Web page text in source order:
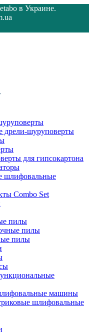
в Украине.
дрели-шуруповерты
для гипсокартона
шлифовальные
Combo Set
пилы
пилы
пилы
машины
шлифовальные